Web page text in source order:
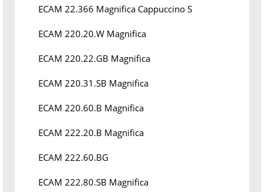
ECAM 22.366 Magnifica Cappuccino S
ECAM 220.20.W Magnifica
ECAM 220.22.GB Magnifica
ECAM 220.31.SB Magnifica
ECAM 220.60.B Magnifica
ECAM 222.20.B Magnifica
ECAM 222.60.BG
ECAM 222.80.SB Magnifica